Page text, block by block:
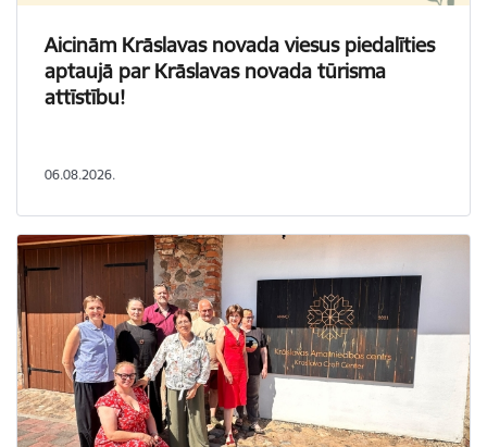
Aicinām Krāslavas novada viesus piedalīties
aptaujā par Krāslavas novada tūrisma
attīstību!
06.08.2026.